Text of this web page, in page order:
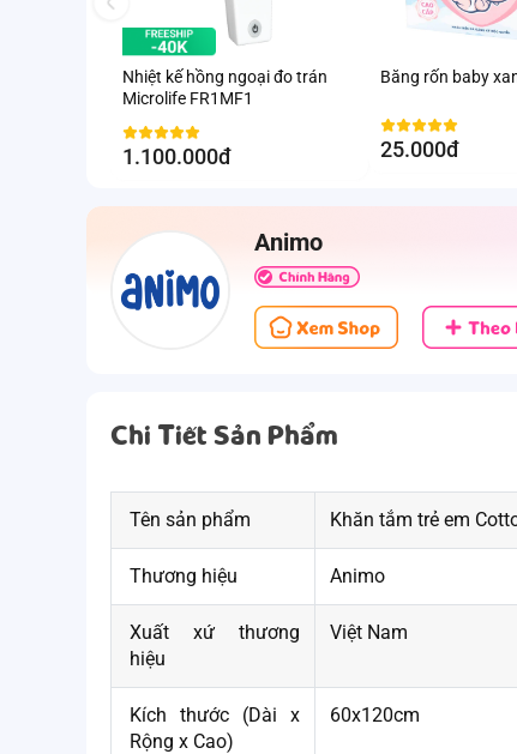
Nhiệt kế hồng ngoại đo trán
Microlife FR1MF1
1.100.000đ
Băng rốn baby
25.000đ
Animo
Chi Tiết Sản Phẩm
Tên sản phẩm Khăn tắm trẻ em
Thương hiệu Animo
Xuất xứ thương
hiệu
Việt Nam
Kích thước (Dài x
Rộng x Cao)
60x120cm